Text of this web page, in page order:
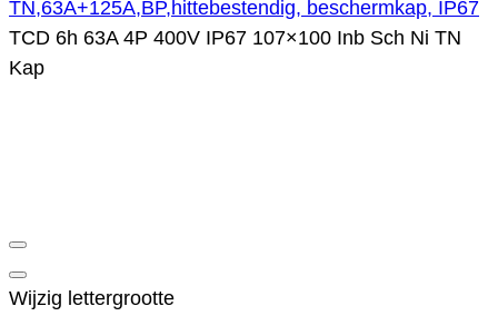
TN,63A+125A,BP,hittebestendig, beschermkap, IP67
TCD 6h 63A 4P 400V IP67 107×100 Inb Sch Ni TN
Kap
Wijzig lettergrootte